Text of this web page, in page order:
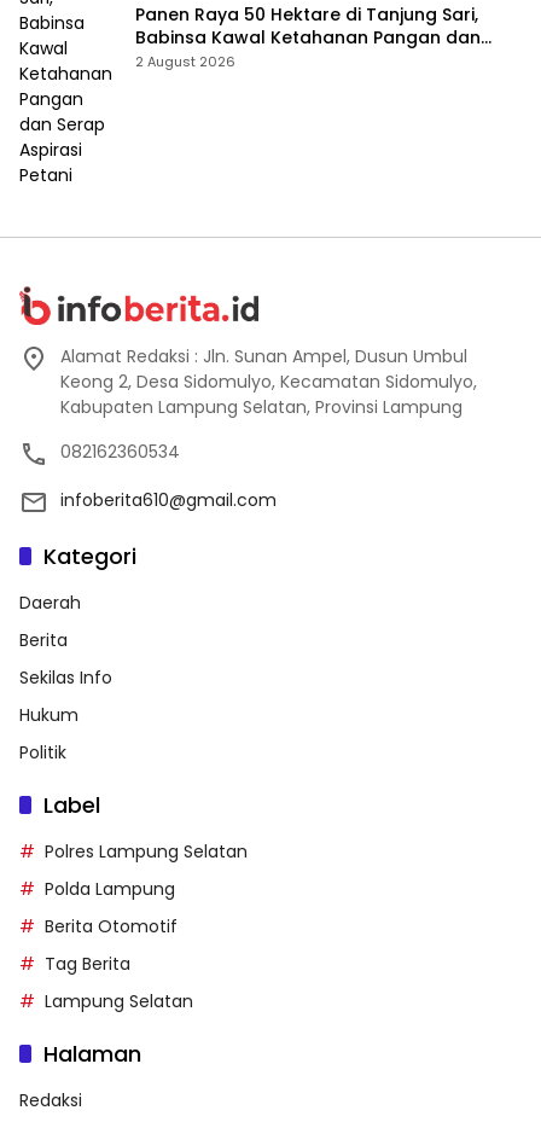
Panen Raya 50 Hektare di Tanjung Sari,
Babinsa Kawal Ketahanan Pangan dan
Serap Aspirasi Petani
2 August 2026
Alamat Redaksi : Jln. Sunan Ampel, Dusun Umbul
Keong 2, Desa Sidomulyo, Kecamatan Sidomulyo,
Kabupaten Lampung Selatan, Provinsi Lampung
082162360534
infoberita610@gmail.com
Kategori
Daerah
Berita
Sekilas Info
Hukum
Politik
Label
Polres Lampung Selatan
Polda Lampung
Berita Otomotif
Tag Berita
Lampung Selatan
Halaman
Redaksi